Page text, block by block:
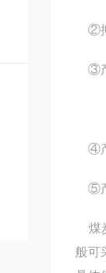
②抑
③产
④产
⑤产
煤
般可